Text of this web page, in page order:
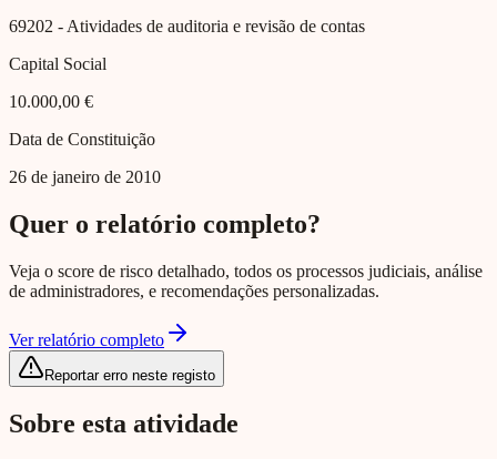
69202 - Atividades de auditoria e revisão de contas
Capital Social
10.000,00 €
Data de Constituição
26 de janeiro de 2010
Quer o relatório completo?
Veja o score de risco detalhado, todos os processos judiciais, análise
de administradores, e recomendações personalizadas.
Ver relatório completo
Reportar erro neste registo
Sobre esta atividade